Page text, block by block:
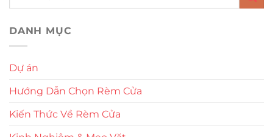
DANH MỤC
Dự án
Hướng Dẫn Chọn Rèm Cửa
Kiến Thức Về Rèm Cửa